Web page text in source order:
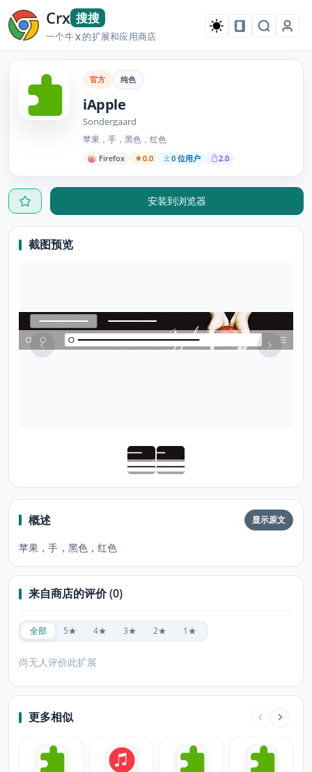
Crx 搜搜
一个牛X的扩展和应用商店
官方 纯色
iApple
Sondergaard
苹果，手，黑色，红色
Firefox 0.0 0 位用户 2.0
安装到浏览器
截图预览
概述 显示原文
苹果，手，黑色，红色
来自商店的评价 (0)
全部 5★ 4★ 3★ 2★ 1★
尚无人评价此扩展
更多相似